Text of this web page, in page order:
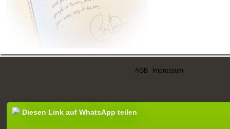
AGB Impressum
Diesen Link auf WhatsApp teilen